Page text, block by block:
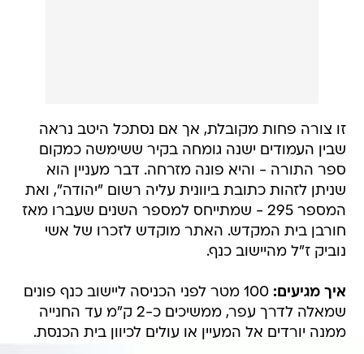
זו צורה פחות מקובלת, אך אם נסתכל היטב נראה
שבין העמודים ישנה גומחה בקיר ששימשה כמקום
ספר התורה - והיא פונה מזרחה. דבר מעניין הוא
שניתן לזהות כתובת ביוונית עליה רשום "יהודה", ואת
המספר 295 - שמתייחס למספר השנים שעברו מאז
חורבן בית המקדש. האתר מוקדש לזכרו של אשי
נוביק ז"ל מהיישוב כנף.
איך מגיעים:
100 מטר לפני הכניסה ליישוב כנף פונים
שמאלה לדרך עפר, ממשיכים כ-2 ק"מ עד החנייה
ממנה יורדים אל המעיין או עולים לכיוון בית הכנסת.